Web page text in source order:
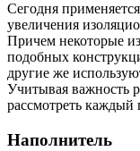
Сегодня
увеличения
Причем некоторые
подобных
другие же
Учитывая важность
рассмотреть каждый
Наполнитель